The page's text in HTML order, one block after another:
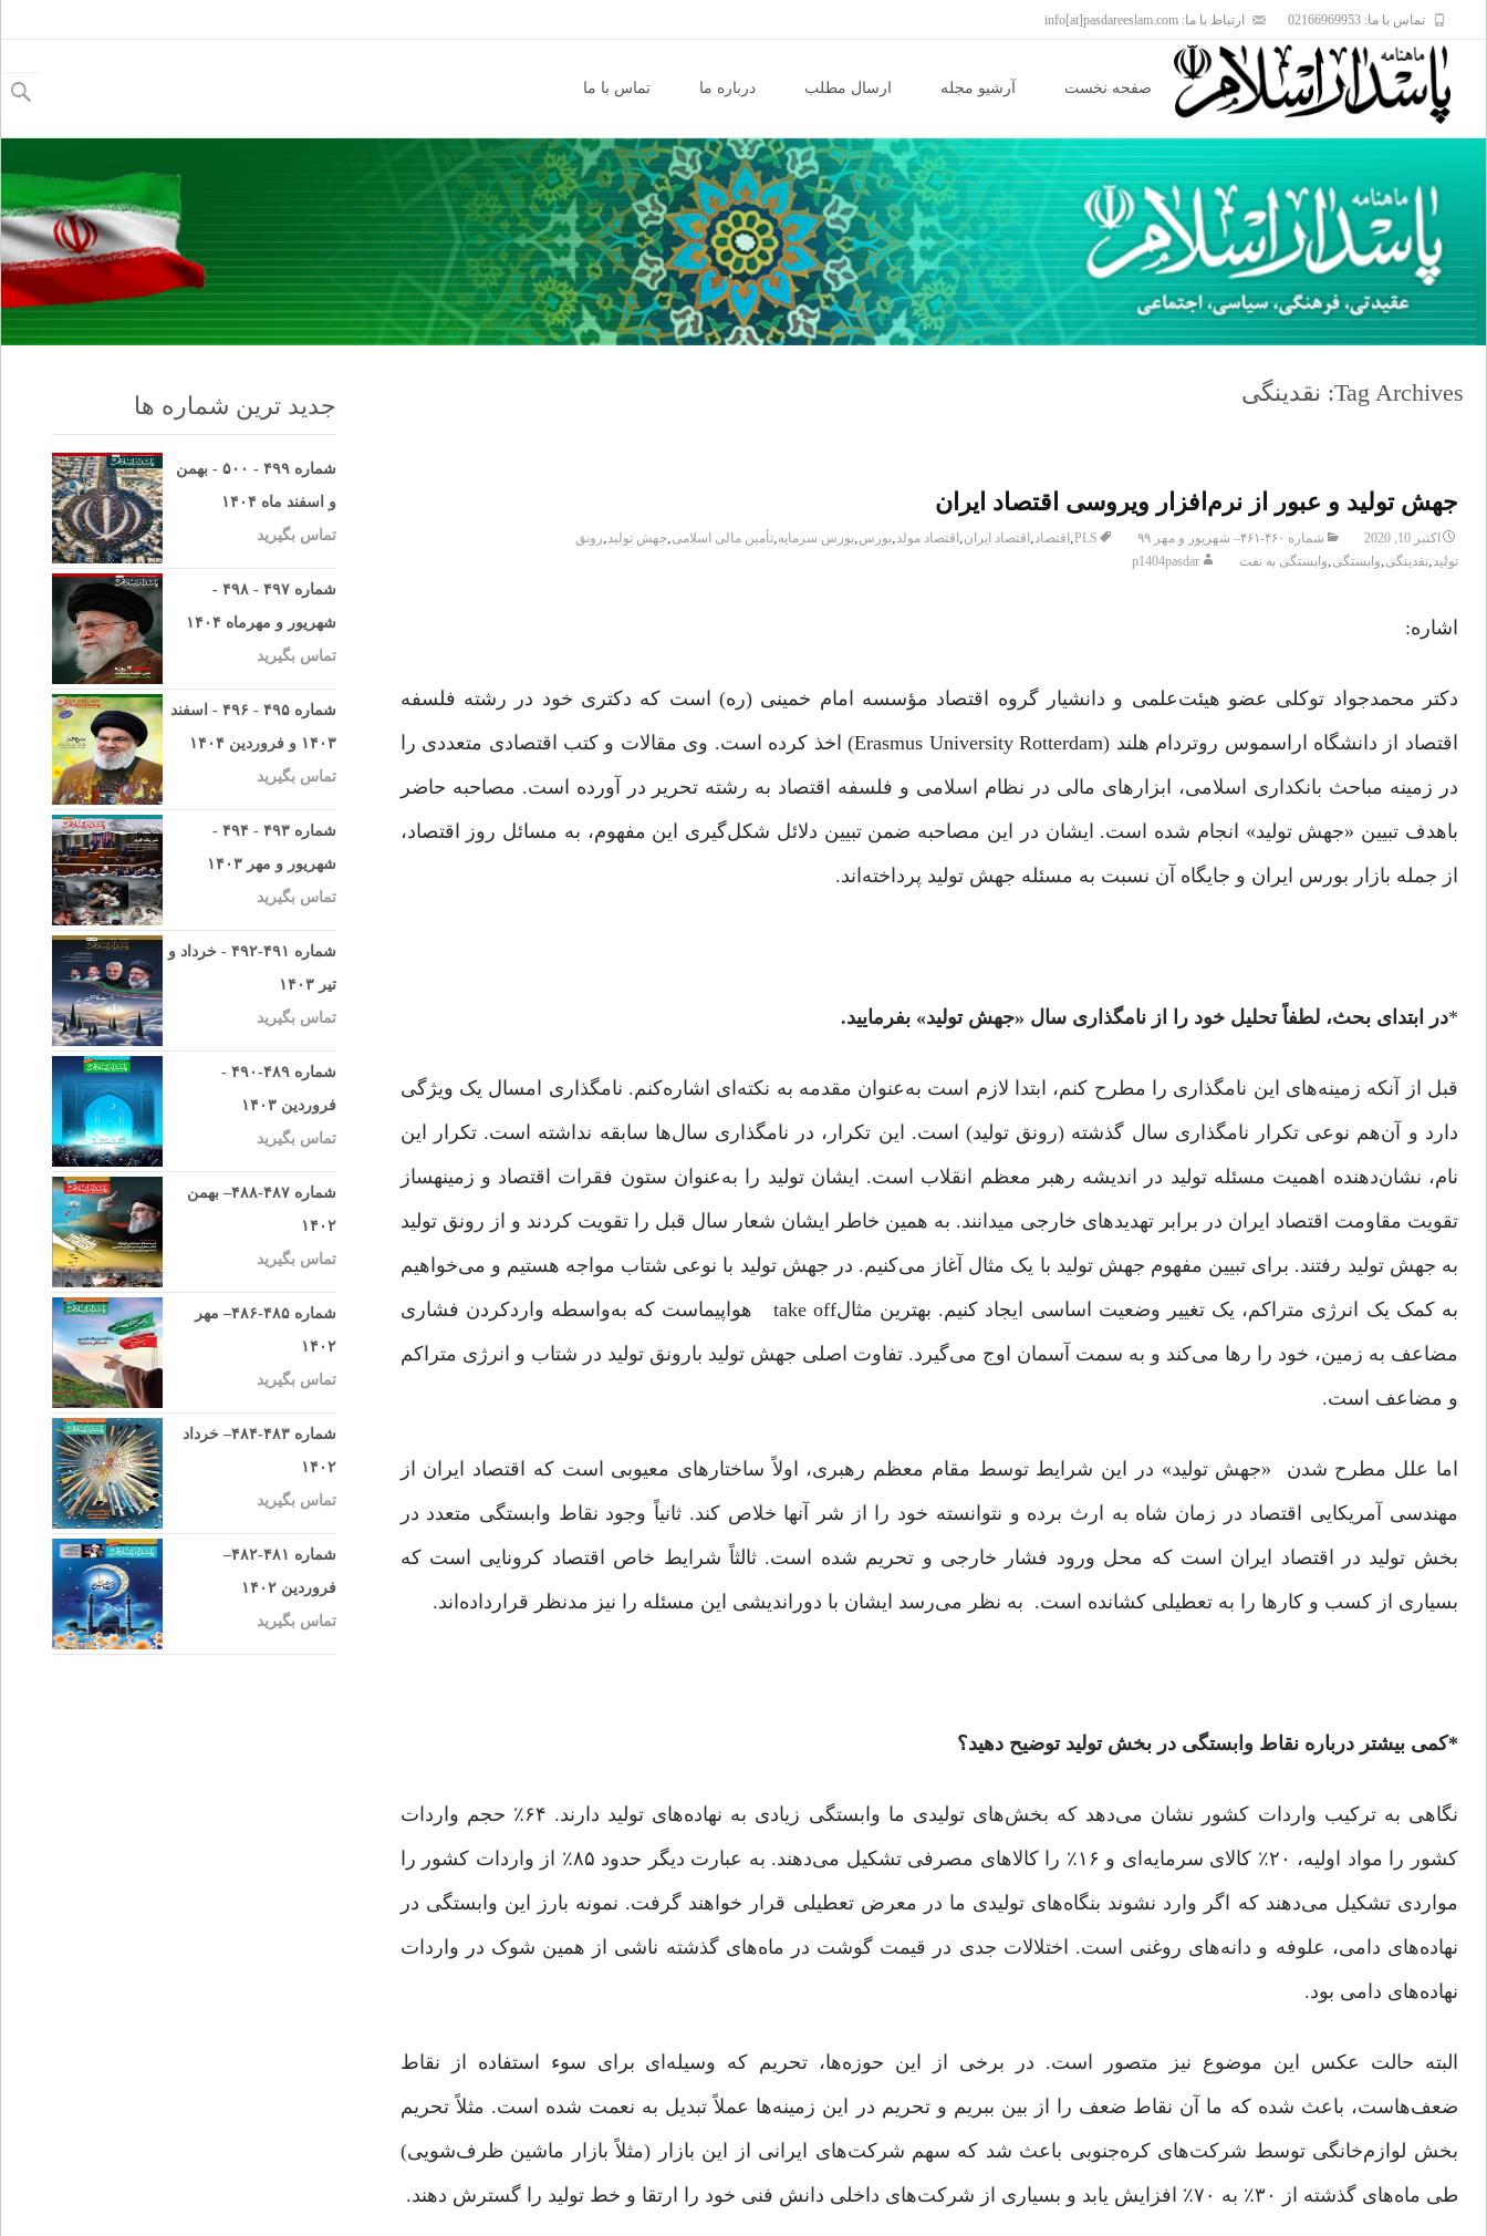
تماس با ما: 02166969953 ارتباط با ما: info[at]pasdareeslam.com
content
صفحه نخست آرشیو مجله ارسال مطلب درباره ما تماس با ما
برای:
Tag Archives: نقدینگی
جهش تولید و عبور از نرم‌افزار ویروسی اقتصاد ایران
اکتبر 10, 2020 شماره ۴۶۰-۴۶۱– شهریور و مهر ۹۹ PLS
, اقتصاد, اقتصاد ایران, اقتصاد مولد,بورس,بورس سرمایه,تأمین مالی اسلامی,جهش تولید,رونق
تولید,نقدینگی,وابستگی,وابستگی به نفت p1404pasdar
اشاره:
دکتر محمدجواد توکلی عضو هیئت‌علمی و دانشیار گروه اقتصاد مؤسسه امام خمینی (ره) است که دکتری خود در رشته فلسفه
اقتصاد از دانشگاه اراسموس روتردام هلند (Erasmus University Rotterdam) اخذ کرده است. وی مقالات و کتب اقتصادی متعددی را
در زمینه مباحث بانکداری اسلامی، ابزارهای مالی در نظام اسلامی و فلسفه اقتصاد به رشته تحریر در آورده است. مصاحبه حاضر
باهدف تبیین «جهش تولید» انجام ‌شده است. ایشان در این مصاحبه ضمن تبیین دلائل شکل‌گیری این مفهوم، به مسائل روز اقتصاد،
از جمله بازار بورس ایران و جایگاه آن نسبت به مسئله جهش تولید پرداخته‌اند.
*در ابتدای بحث، لطفاً تحلیل خود را از نامگذاری سال «جهش تولید» بفرمایید.
قبل از آنکه زمینه‌های این نامگذاری را مطرح کنم، ابتدا لازم است به‌عنوان مقدمه به نکته‌ای اشاره‌کنم. نامگذاری امسال یک ویژگی
دارد و آن‌هم نوعی تکرار نامگذاری سال گذشته (رونق تولید) است. این تکرار، در نامگذاری سال‌ها سابقه نداشته است. تکرار این
نام، نشان‌دهنده اهمیت مسئله تولید در اندیشه رهبر معظم انقلاب است. ایشان تولید را به‌عنوان ستون فقرات اقتصاد و زمینهساز
تقویت مقاومت اقتصاد ایران در برابر تهدیدهای خارجی میدانند. به همین خاطر ایشان شعار سال قبل را تقویت کردند و از رونق تولید
به جهش تولید رفتند. برای تبیین مفهوم جهش تولید با یک مثال آغاز می‌کنیم. در جهش تولید با نوعی شتاب مواجه هستیم و می‌خواهیم
به کمک یک انرژی متراکم، یک تغییر وضعیت اساسی ایجاد کنیم. بهترین مثالtake off هواپیماست که به‌واسطه واردکردن فشاری
مضاعف به زمین، خود را رها می‌کند و به سمت آسمان اوج می‌گیرد. تفاوت اصلی جهش تولید بارونق تولید در شتاب و انرژی متراکم
و مضاعف است.
اما علل مطرح شدن «جهش تولید» در این شرایط توسط مقام معظم رهبری، اولاً ساختارهای معیوبی است که اقتصاد ایران از
مهندسی آمریکایی اقتصاد در زمان شاه به ارث برده و نتوانسته خود را از شر آنها خلاص کند. ثانیاً وجود نقاط وابستگی متعدد در
بخش تولید در اقتصاد ایران است که محل ورود فشار خارجی و تحریم شده است. ثالثاً شرایط خاص اقتصاد کرونایی است که
بسیاری از کسب ‌و کارها را به تعطیلی کشانده است. به نظر می‌رسد ایشان با دوراندیشی این مسئله را نیز مدنظر قرارداده‌اند.
*کمی بیشتر درباره نقاط وابستگی در بخش تولید توضیح دهید؟
نگاهی به ترکیب واردات کشور نشان می‌دهد که بخش‌های تولیدی ما وابستگی زیادی به نهاده‌های تولید دارند. ۶۴٪ حجم واردات
کشور را مواد اولیه، ٢٠٪ کالای سرمایه‌ای و ١۶٪ را کالاهای مصرفی تشکیل می‌دهند. به عبارت دیگر حدود ٨۵٪ از واردات کشور را
مواردی تشکیل می‌دهند که اگر وارد نشوند بنگاه‌های تولیدی ما در معرض تعطیلی قرار خواهند گرفت. نمونه بارز این وابستگی در
نهاده‌های دامی، علوفه و دانه‌های روغنی است. اختلالات جدی در قیمت گوشت در ماه‌های گذشته ناشی از همین شوک در واردات
نهاده‌های دامی بود.
البته حالت عکس این موضوع نیز متصور است. در برخی از این حوزه‌ها، تحریم که وسیله‌ای برای سوء استفاده از نقاط
ضعف‌هاست، باعث شده که ما آن نقاط ‌ضعف را از بین ببریم و تحریم در این زمینه‌ها عملاً تبدیل به نعمت شده است. مثلاً تحریم
بخش لوازم‌خانگی توسط شرکت‌های کره‌جنوبی باعث شد که سهم شرکت‌های ایرانی از این بازار (مثلاً بازار ماشین ظرف‌شویی)
طی ماه‌های گذشته از ٣٠٪ به ٧٠٪ افزایش یابد و بسیاری از شرکت‌های داخلی دانش فنی خود را ارتقا و خط تولید را گسترش دهند.
جدید ترین شماره ها
شماره ۴۹۹ - ۵۰۰ - بهمن
و اسفند ماه ۱۴۰۴
تماس بگیرید
شماره ۴۹۷ - ۴۹۸ -
شهریور و مهرماه ۱۴۰۴
تماس بگیرید
شماره ۴۹۵ - ۴۹۶ - اسفند
۱۴۰۳ و فروردین ۱۴۰۴
تماس بگیرید
شماره ۴۹۳ - ۴۹۴ -
شهریور و مهر ۱۴۰۳
تماس بگیرید
شماره ۴۹۱-۴۹۲ - خرداد و
تیر ۱۴۰۳
تماس بگیرید
شماره ۴۸۹-۴۹۰ -
فروردین ۱۴۰۳
تماس بگیرید
شماره ۴۸۷-۴۸۸– بهمن
۱۴۰۲
تماس بگیرید
شماره ۴۸۵-۴۸۶– مهر
۱۴۰۲
تماس بگیرید
شماره ۴۸۳-۴۸۴– خرداد
۱۴۰۲
تماس بگیرید
شماره ۴۸۱-۴۸۲–
فروردین ۱۴۰۲
تماس بگیرید